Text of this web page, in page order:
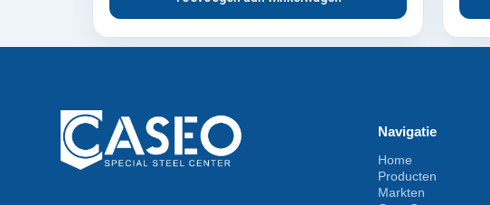
Navigatie
Home
Producten
Markten